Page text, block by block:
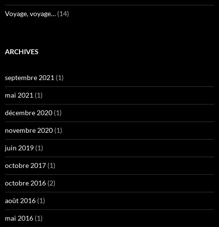
Voyage, voyage… (14)
ARCHIVES
septembre 2021 (1)
mai 2021 (1)
décembre 2020 (1)
novembre 2020 (1)
juin 2019 (1)
octobre 2017 (1)
octobre 2016 (2)
août 2016 (1)
mai 2016 (1)